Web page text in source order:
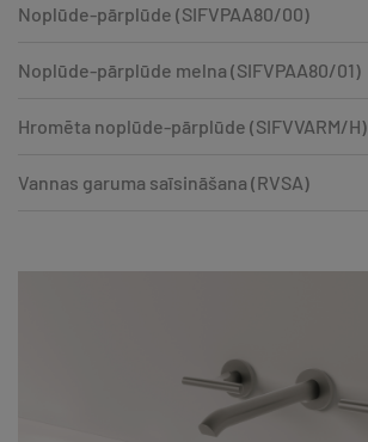
Noplūde-pārplūde (SIFVPAA80/00)
Noplūde-pārplūde melna (SIFVPAA80/01)
Hromēta noplūde-pārplūde (SIFVVARM/H)
Vannas garuma saīsināšana (RVSA)